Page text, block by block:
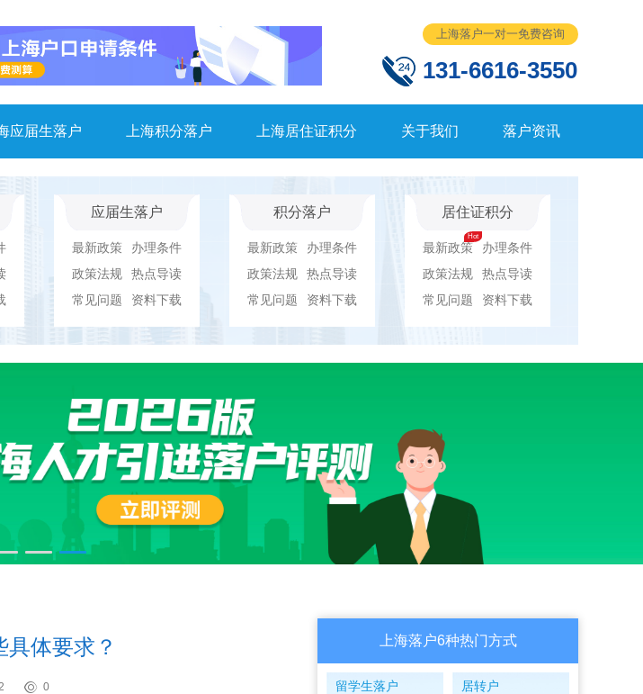
上海落户一对一免费咨询
131-6616-3550
应届生落户 上海积分落户 上海居住证积分 关于我们 落户资讯
应届生落户
最新政策
办理条件
政策法规
热点导读
常见问题
资料下载
积分落户
最新政策
办理条件
政策法规
热点导读
常见问题
资料下载
居住证积分
最新政策
办理条件
政策法规
热点导读
常见问题
资料下载
体要求？
0
上海落户6种热门方式
留学生落户 居转户